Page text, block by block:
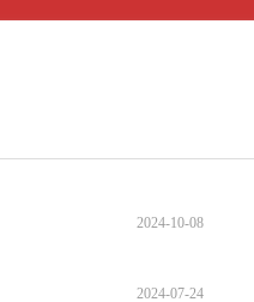
2024-10-08
2024-07-24